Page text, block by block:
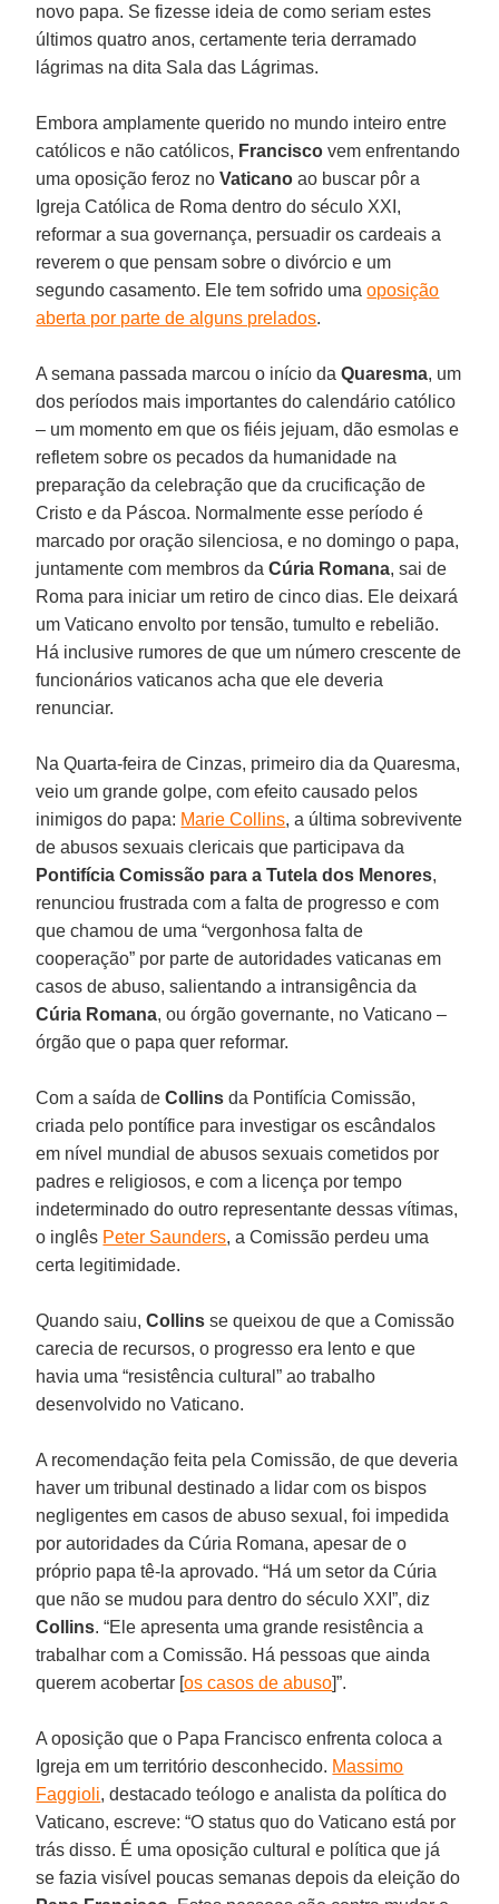
novo papa. Se fizesse ideia de como seriam estes
últimos quatro anos, certamente teria derramado
lágrimas na dita Sala das Lágrimas.
Embora amplamente querido no mundo inteiro entre
católicos e não católicos, Francisco vem enfrentando
uma oposição feroz noVaticano ao buscar pôr a
Igreja Católica de Roma dentro do século XXI,
reformar a sua governança, persuadir os cardeais a
reverem o que pensam sobre o divórcio e um
segundo casamento. Ele tem sofrido umaoposição
aberta por parte de alguns prelados.
A semana passada marcou o início daQuaresma, um
dos períodos mais importantes do calendário católico
– um momento em que os fiéis jejuam, dão esmolas e
refletem sobre os pecados da humanidade na
preparação da celebração que da crucificação de
Cristo e da Páscoa. Normalmente esse período é
marcado por oração silenciosa, e no domingo o papa,
juntamente com membros da Cúria Romana, sai de
Roma para iniciar um retiro de cinco dias. Ele deixará
um Vaticano envolto por tensão, tumulto e rebelião.
Há inclusive rumores de que um número crescente de
funcionários vaticanos acha que ele deveria
renunciar.
Na Quarta-feira de Cinzas, primeiro dia da Quaresma,
veio um grande golpe, com efeito causado pelos
inimigos do papa: Marie Collins, a última sobrevivente
de abusos sexuais clericais que participava da
Pontifícia Comissão para a Tutela dos Menores,
renunciou frustrada com a falta de progresso e com
que chamou de uma “vergonhosa falta de
cooperação” por parte de autoridades vaticanas em
casos de abuso, salientando a intransigência da
Cúria Romana, ou órgão governante, no Vaticano –
órgão que o papa quer reformar.
Com a saída deCollins da Pontifícia Comissão,
criada pelo pontífice para investigar os escândalos
em nível mundial de abusos sexuais cometidos por
padres e religiosos, e com a licença por tempo
indeterminado do outro representante dessas vítimas,
o inglês Peter Saunders, a Comissão perdeu uma
certa legitimidade.
Quando saiu,Collins se queixou de que a Comissão
carecia de recursos, o progresso era lento e que
havia uma “resistência cultural” ao trabalho
desenvolvido no Vaticano.
A recomendação feita pela Comissão, de que deveria
haver um tribunal destinado a lidar com os bispos
negligentes em casos de abuso sexual, foi impedida
por autoridades da Cúria Romana, apesar de o
próprio papa tê-la aprovado. “Há um setor da Cúria
que não se mudou para dentro do século XXI”, diz
Collins. “Ele apresenta uma grande resistência a
trabalhar com a Comissão. Há pessoas que ainda
querem acobertar [os casos de abuso]”.
A oposição que o Papa Francisco enfrenta coloca a
Igreja em um território desconhecido. Massimo
Faggioli, destacado teólogo e analista da política do
Vaticano, escreve: “O status quo do Vaticano está por
trás disso. É uma oposição cultural e política que já
se fazia visível poucas semanas depois da eleição do